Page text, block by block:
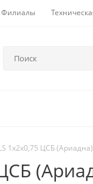
Филиалы
1х2х0,75 ЦСБ (Ариадна)